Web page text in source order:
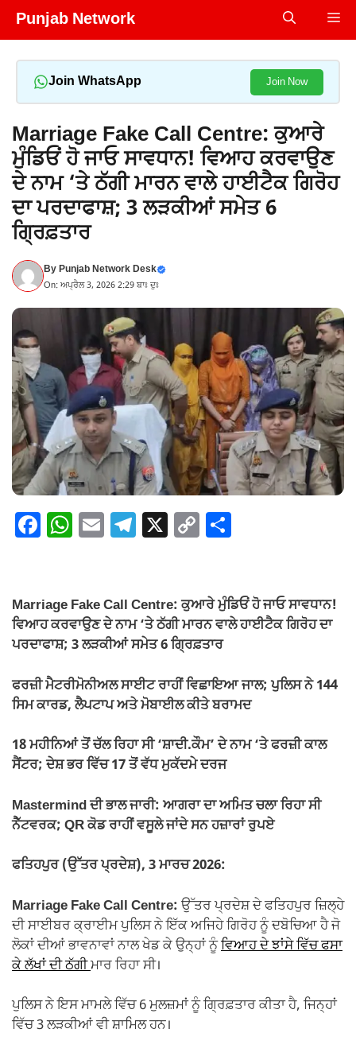
Skip
Punjab Network
Join WhatsApp Join Now
Marriage Fake Call Centre: ਕੁਆਰੇ
ਮੁੰਡਿਓਂ ਹੋ ਜਾਓ ਸਾਵਧਾਨ! ਵਿਆਹ ਕਰਵਾਉਣ
ਦੇ ਨਾਮ ‘ਤੇ ਠੱਗੀ ਮਾਰਨ ਵਾਲੇ ਹਾਈਟੈਕ ਗਿਰੋਹ
ਦਾ ਪਰਦਾਫਾਸ਼; 3 ਲੜਕੀਆਂ ਸਮੇਤ 6
ਗ੍ਰਿਫ਼ਤਾਰ
ByPunjab Network Desk
On: ਅਪ੍ਰੈਲ 3, 2026 2:29 ਬਾਃ ਦੁਃ
F
e
b
o
o
k
W
s
A
p
p
E T
gr
a
m
X C
y
Li
n
k
e
Marriage Fake Call Centre: ਕੁਆਰੇ ਮੁੰਡਿਓਂ ਹੋ ਜਾਓ ਸਾਵਧਾਨ!
ਵਿਆਹ ਕਰਵਾਉਣ ਦੇ ਨਾਮ ‘ਤੇ ਠੱਗੀ ਮਾਰਨ ਵਾਲੇ ਹਾਈਟੈਕ ਗਿਰੋਹ ਦਾ
ਪਰਦਾਫਾਸ਼; 3 ਲੜਕੀਆਂ ਸਮੇਤ 6 ਗ੍ਰਿਫ਼ਤਾਰ
ਫਰਜ਼ੀ ਮੈਟਰੀਮੋਨੀਅਲ ਸਾਈਟ ਰਾਹੀਂ ਵਿਛਾਇਆ ਜਾਲ; ਪੁਲਿਸ ਨੇ 144
ਸਿਮ ਕਾਰਡ, ਲੈਪਟਾਪ ਅਤੇ ਮੋਬਾਈਲ ਕੀਤੇ ਬਰਾਮਦ
18 ਮਹੀਨਿਆਂ ਤੋਂ ਚੱਲ ਰਿਹਾ ਸੀ ‘ਸ਼ਾਦੀ.ਕੌਮ’ ਦੇ ਨਾਮ ‘ਤੇ ਫਰਜ਼ੀ ਕਾਲ
ਸੈਂਟਰ; ਦੇਸ਼ ਭਰ ਵਿੱਚ 17 ਤੋਂ ਵੱਧ ਮੁਕੱਦਮੇ ਦਰਜ
Mastermind ਦੀ ਭਾਲ ਜਾਰੀ: ਆਗਰਾ ਦਾ ਅਮਿਤ ਚਲਾ ਰਿਹਾ ਸੀ
ਨੈੱਟਵਰਕ; QR ਕੋਡ ਰਾਹੀਂ ਵਸੂਲੇ ਜਾਂਦੇ ਸਨ ਹਜ਼ਾਰਾਂ ਰੁਪਏ
ਫਤਿਹਪੁਰ (ਉੱਤਰ ਪ੍ਰਦੇਸ਼), 3 ਮਾਰਚ 2026:
Marriage Fake Call Centre: ਉੱਤਰ ਪ੍ਰਦੇਸ਼ ਦੇ ਫਤਿਹਪੁਰ ਜ਼ਿਲ੍ਹੇ
ਦੀ ਸਾਈਬਰ ਕ੍ਰਾਈਮ ਪੁਲਿਸ ਨੇ ਇੱਕ ਅਜਿਹੇ ਗਿਰੋਹ ਨੂੰ ਦਬੋਚਿਆ ਹੈ ਜੋ
ਲੋਕਾਂ ਦੀਆਂ ਭਾਵਨਾਵਾਂ ਨਾਲ ਖੇਡ ਕੇ ਉਨ੍ਹਾਂ ਨੂੰਵਿਆਹ ਦੇ ਝਾਂਸੇ ਵਿੱਚ ਫਸਾ
ਕੇ ਲੱਖਾਂ ਦੀ ਠੱਗੀਮਾਰ ਰਿਹਾ ਸੀ।
ਪੁਲਿਸ ਨੇ ਇਸ ਮਾਮਲੇ ਵਿੱਚ 6 ਮੁਲਜ਼ਮਾਂ ਨੂੰ ਗ੍ਰਿਫ਼ਤਾਰ ਕੀਤਾ ਹੈ, ਜਿਨ੍ਹਾਂ
ਵਿੱਚ 3 ਲੜਕੀਆਂ ਵੀ ਸ਼ਾਮਿਲ ਹਨ।